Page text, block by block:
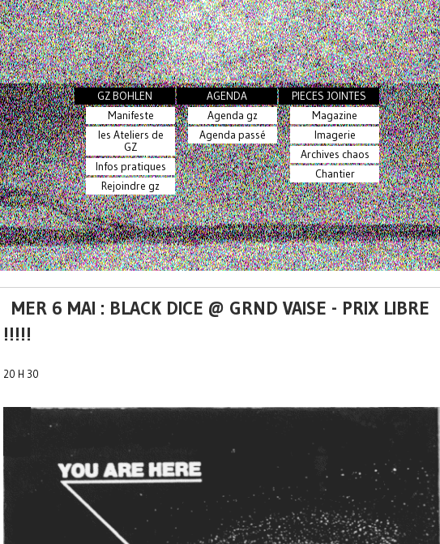
GZ BOHLEN
Manifeste
les Ateliers de
GZ
Infos pratiques
Rejoindre gz
AGENDA
Agenda gz
Agenda passé
PIECES JOINTES
Magazine
Imagerie
Archives chaos
Chantier
MER 6 MAI : BLACK DICE @ GRND VAISE - PRIX LIBRE
!!!!!
20 H 30